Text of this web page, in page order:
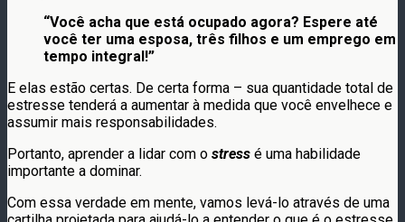
“Você acha que está ocupado agora? Espere até
você ter uma esposa, três filhos e um emprego em
tempo integral!”
E elas estão certas. De certa forma – sua quantidade total de
estresse tenderá a aumentar à medida que você envelhece e
assumir mais responsabilidades.
Portanto, aprender a lidar com o stress é uma habilidade
importante a dominar.
Com essa verdade em mente, vamos levá-lo através de uma